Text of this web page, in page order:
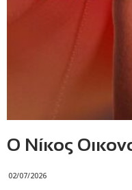
Ο Νίκος
02/07/2026